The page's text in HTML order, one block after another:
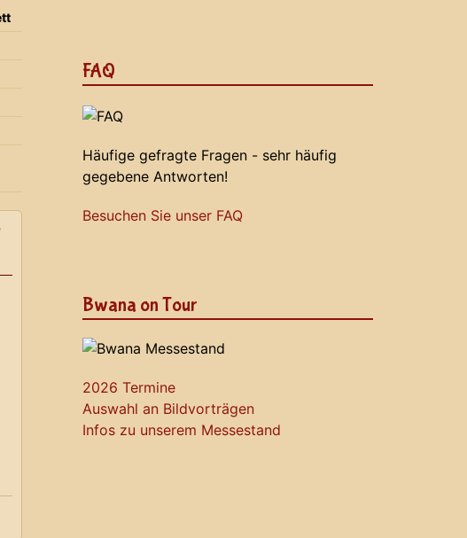
FAQ
Häufige gefragte Fragen - sehr häufig
gegebene Antworten!
Besuchen Sie unser FAQ
Bwana on Tour
2026 Termine
Auswahl an Bildvorträgen
Infos zu unserem Messestand